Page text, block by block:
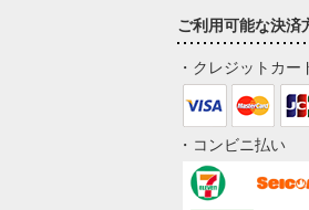
ご利用可能な決済
・クレジットカー
・コンビニ払い